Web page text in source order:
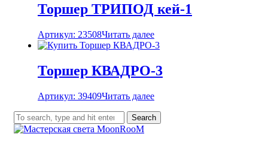
Торшер ТРИПОД кей-1
Артикул: 23508Читать далее
Торшер КВАДРО-3
Артикул: 39409Читать далее
Search